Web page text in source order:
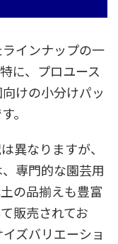
インナップの一
に、プロユース
けの小分けパッ
。
異なりますが、
専門的な園芸用
の品揃えも豊富
販売されてお
ズバリエーショ